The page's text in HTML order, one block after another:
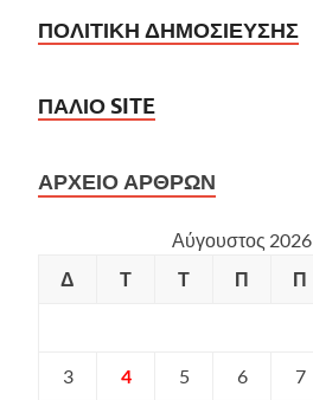
ΠΟΛΙΤΙΚΗ ΔΗΜΟΣΙΕΥΣΗΣ
ΠΑΛΙΟ SITE
ΑΡΧΕΙΟ ΑΡΘΡΩΝ
Αύγουστος 2026
Δ
Τ Τ Π Π
3 4 5 6 7